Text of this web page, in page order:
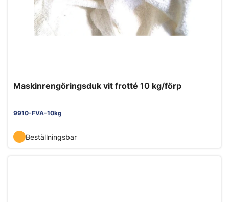
Maskinrengöringsduk vit frotté 10 kg/förp
9910-FVA-10kg
Beställningsbar